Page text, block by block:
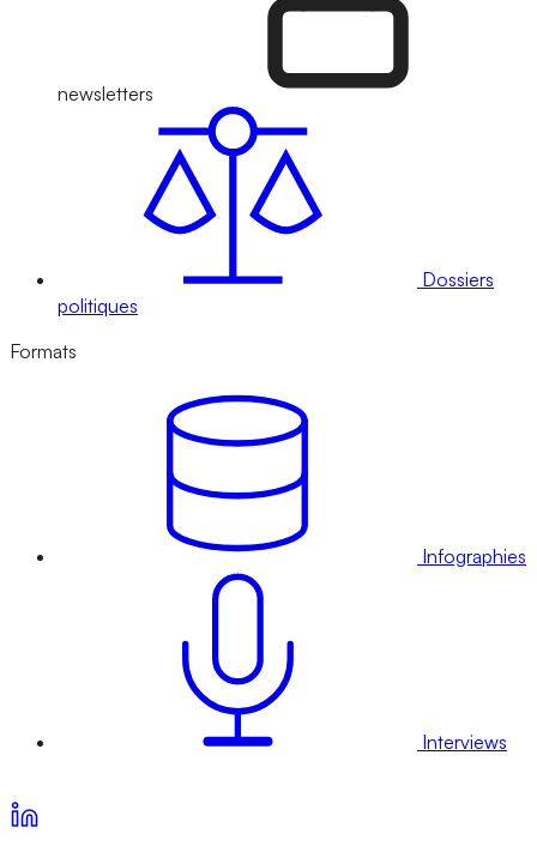
newsletters
Dossiers
politiques
Formats
Infographies
Interviews